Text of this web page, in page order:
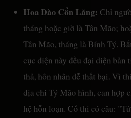
Hoa Đào Cổn Lãng: Chỉ
tháng hoặc giờ là Tân Mão;
Tân Mão, tháng là Bính Tý.
cục diện này đều đại diện bản
thả, hôn nhân dễ thất bại. Vì
địa chi Tý Mão hình, can hợp
hệ hỗn loạn. Cổ thi có câu: